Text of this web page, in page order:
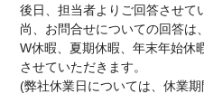
後日、担当者よりご回答させて
尚、お問合せについての回答は
W休暇、夏期休暇、年末年始休
させていただきます。
(弊社休業日については、休業期